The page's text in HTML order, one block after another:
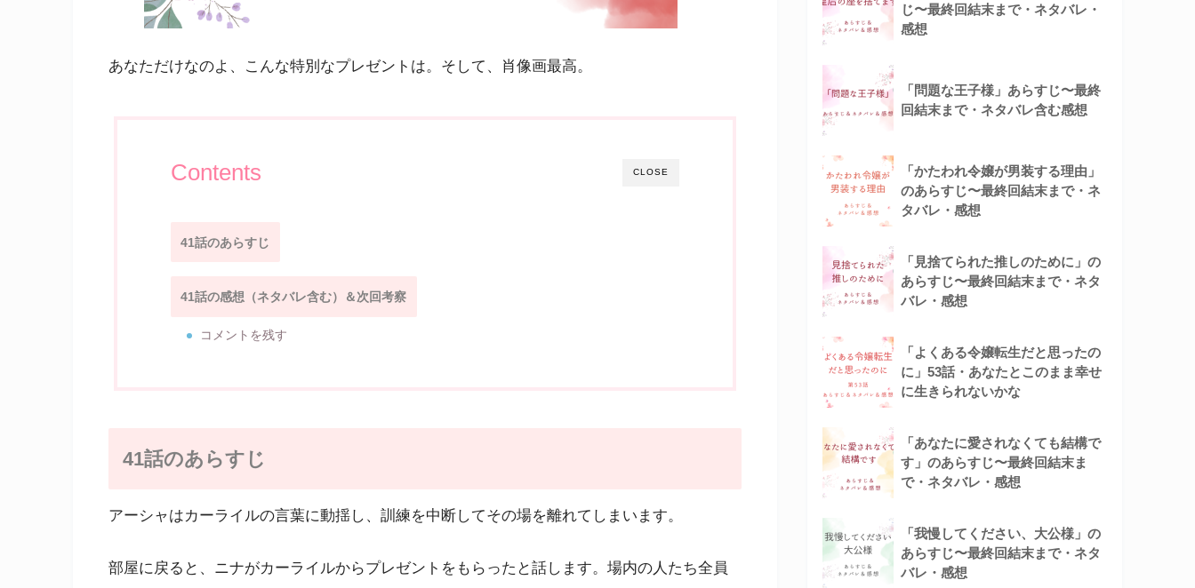
あなただけなのよ、こんな特別なプレゼントは。そして、肖像画最高。
CLOSE
Contents
41話のあらすじ
41話の感想（ネタバレ含む）＆次回考察
コメントを残す
41話のあらすじ
アーシャはカーライルの言葉に動揺し、訓練を中断してその場を離れてしまいます。
部屋に戻ると、ニナがカーライルからプレゼントをもらったと話します。場内の人たち全員
じ〜最終回結末まで・ネタバレ・
感想
「問題な王子様」あらすじ〜最終
回結末まで・ネタバレ含む感想
「かたわれ令嬢が男装する理由」
のあらすじ〜最終回結末まで・ネ
タバレ・感想
「見捨てられた推しのために」の
あらすじ〜最終回結末まで・ネタ
バレ・感想
「よくある令嬢転生だと思ったの
に」53話・あなたとこのまま幸せ
に生きられないかな
「あなたに愛されなくても結構で
す」のあらすじ〜最終回結末ま
で・ネタバレ・感想
「我慢してください、大公様」の
あらすじ〜最終回結末まで・ネタ
バレ・感想